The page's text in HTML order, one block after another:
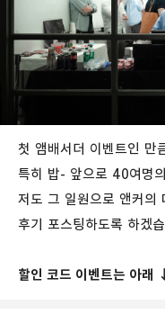
첫 앰배서더 이벤트인 만
특히 밥- 앞으로 40여명
저도 그 일원으로 앤커의
후기 포스팅하도록 하겠
할인 코드 이벤트는 아래